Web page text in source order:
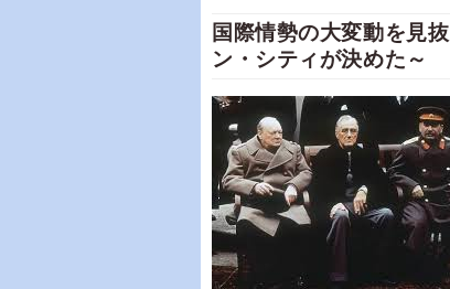
国際情勢の大変動を見
ン・シティが決めた～